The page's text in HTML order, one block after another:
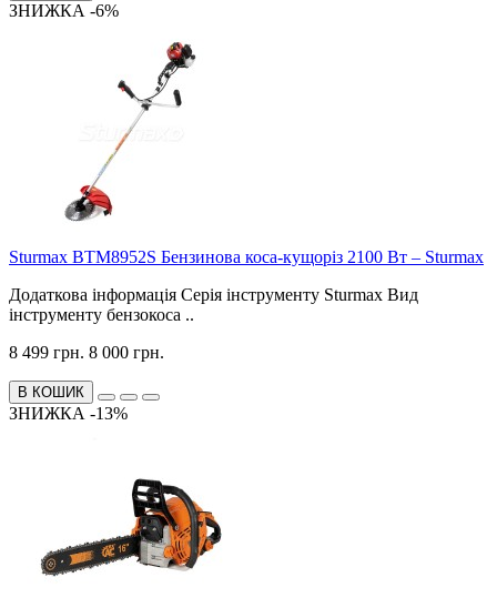
ЗНИЖКА -6%
Sturmax BTM8952S Бензинова коса-кущоріз 2100 Вт – Sturmax
Додаткова інформація Серія інструменту Sturmax Вид
інструменту бензокоса ..
8 499 грн. 8 000 грн.
В КОШИК
ЗНИЖКА -13%